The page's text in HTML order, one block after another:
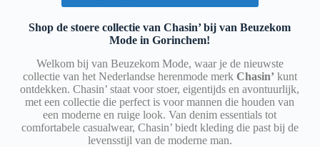
Shop de stoere collectie van Chasin’ bij van Beuzekom
Mode in Gorinchem!
Welkom bij van Beuzekom Mode, waar je de nieuwste
collectie van het Nederlandse herenmode merk Chasin’ kunt
ontdekken. Chasin’ staat voor stoer, eigentijds en avontuurlijk,
met een collectie die perfect is voor mannen die houden van
een moderne en ruige look. Van denim essentials tot
comfortabele casualwear, Chasin’ biedt kleding die past bij de
levensstijl van de moderne man.